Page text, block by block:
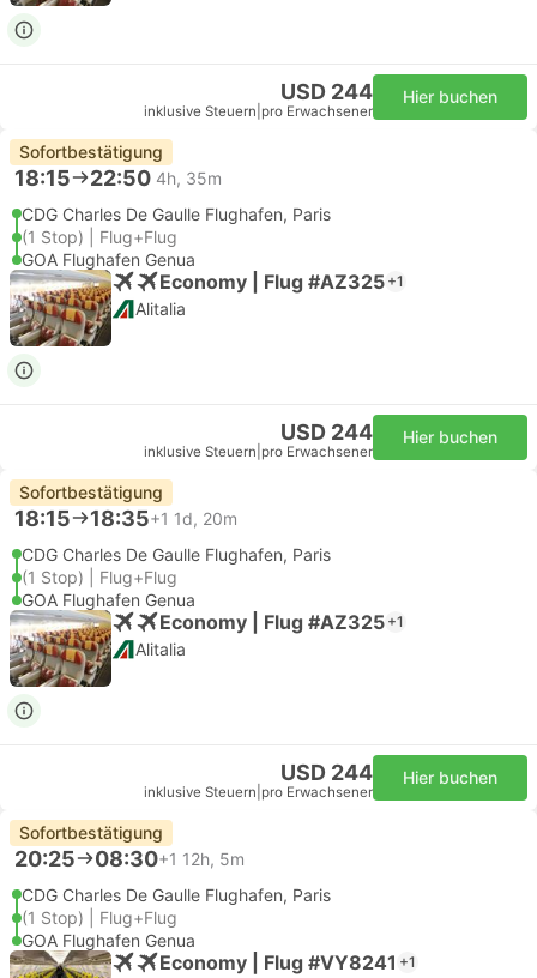
USD 244
inklusive Steuern pro Erwachsener
Hier buchen
Sofortbestätigung
18:15 22:50 4h, 35m
CDG Charles De Gaulle Flughafen, Paris
(1 Stop) | Flug+Flug
GOA Flughafen Genua
Economy | Flug #AZ325 +1
Alitalia
USD 244
inklusive Steuern pro Erwachsener
Hier buchen
Sofortbestätigung
18:15 18:35+1 1d, 20m
CDG Charles De Gaulle Flughafen, Paris
(1 Stop) | Flug+Flug
GOA Flughafen Genua
Economy | Flug #AZ325 +1
Alitalia
USD 244
inklusive Steuern pro Erwachsener
Hier buchen
Sofortbestätigung
20:25 08:30+1 12h, 5m
CDG Charles De Gaulle Flughafen, Paris
(1 Stop) | Flug+Flug
GOA Flughafen Genua
Economy | Flug #VY8241 +1